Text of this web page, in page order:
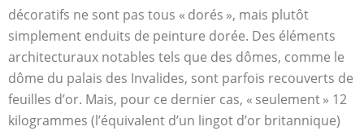
décoratifs ne sont pas tous « dorés », mais plutôt
simplement enduits de peinture dorée. Des éléments
architecturaux notables tels que des dômes, comme le
dôme du palais des Invalides, sont parfois recouverts de
feuilles d’or. Mais, pour ce dernier cas, « seulement » 12
kilogrammes (l’équivalent d’un lingot d’or britannique)